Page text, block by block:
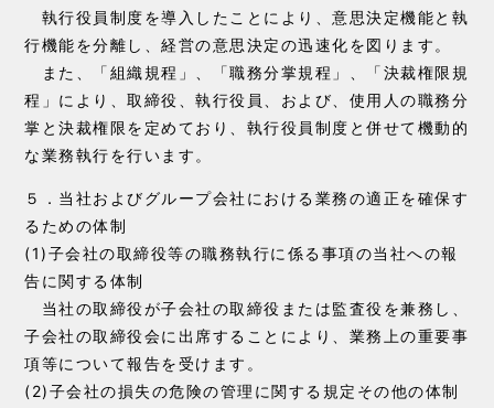
執行役員制度を導入したことにより、意思決定機能と執
行機能を分離し、経営の意思決定の迅速化を図ります。
また、「組織規程」、「職務分掌規程」、「決裁権限規
程」により、取締役、執行役員、および、使用人の職務分
掌と決裁権限を定めており、執行役員制度と併せて機動的
な業務執行を行います。
５．当社およびグループ会社における業務の適正を確保す
るための体制
(1)子会社の取締役等の職務執行に係る事項の当社への報
告に関する体制
当社の取締役が子会社の取締役または監査役を兼務し、
子会社の取締役会に出席することにより、業務上の重要事
項等について報告を受けます。
(2)子会社の損失の危険の管理に関する規定その他の体制